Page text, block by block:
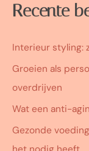
Recente
Interieur styling:
Groeien als
overdrijven
Wat een anti-
Gezonde